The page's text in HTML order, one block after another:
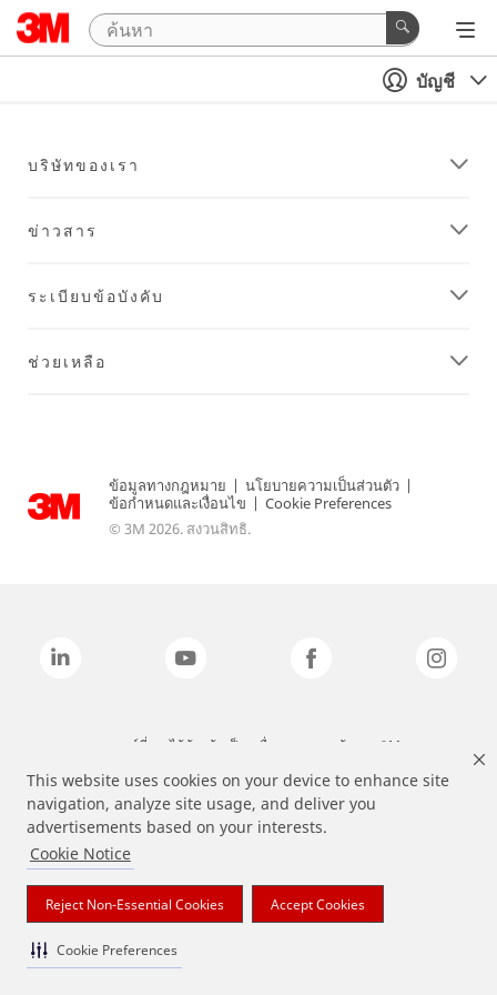
This website uses cookies on your device to enhance site
navigation, analyze site usage, and deliver you
advertisements based on your interests.
Cookie Notice
Reject Non-Essential Cookies Accept Cookies
Cookie Preferences
บัญชี
บริษัทของเรา
ข่าวสาร
ระเบียบข้อบังคับ
ช่วยเหลือ
ข้อมูลทางกฎหมาย | นโยบายความเป็นส่วนตัว |
ข้อกำหนดและเงื่อนไข | Cookie Preferences
© 3M 2026. สงวนสิทธิ.
แบรนด์ที่ระบุไว้ข้างต้นเป็นเครื่องหมายการค้าของ 3M